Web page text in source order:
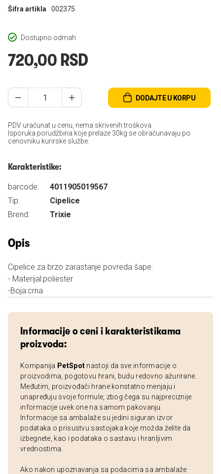
Dostupno odmah
Šifra artikla 002375
720,00 RSD
DODAJTE U KORPU
PDV uračunat u cenu, nema skrivenih troškova.
Isporuka porudžbina koje prelaze 30kg se obračunavaju po
cenovniku kurirske službe.
Karakteristike:
barcode:
4011905019567
Tip:
Cipelice
Brend:
Trixie
Opis
Cipelice za brzo zarastanje povreda šape.
- Materijal:poliester
-Boja:crna
Informacije o ceni i karakteristikama
proizvoda:
Kompanija PetSpot nastoji da sve informacije o
proizvodima, pogotovu hrani, budu redovno ažurirane.
Međutim, proizvođači hrane konstatno menjaju i
unapređuju svoje formule, zbog čega su najpreciznije
informacije uvek one na samom pakovanju.
Informacije sa ambalaže su jedini siguran izvor
podataka o prisustvu sastojaka koje možda želite da
izbegnete, kao i podataka o sastavu i hranljivim
vrednostima.
Ako nakon upoznavanja sa podacima sa ambalaže